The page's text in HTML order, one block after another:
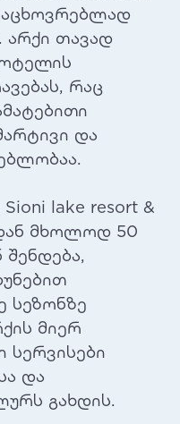
არქი თავად
რაც
და
lake resort &
მხოლოდ 50
შენდება,
სეზონზე
მიერ
სერვისები
და
გახდის.